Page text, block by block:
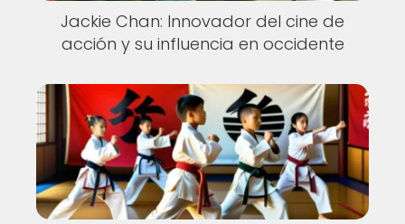
Jackie Chan: Innovador del cine de
acción y su influencia en occidente